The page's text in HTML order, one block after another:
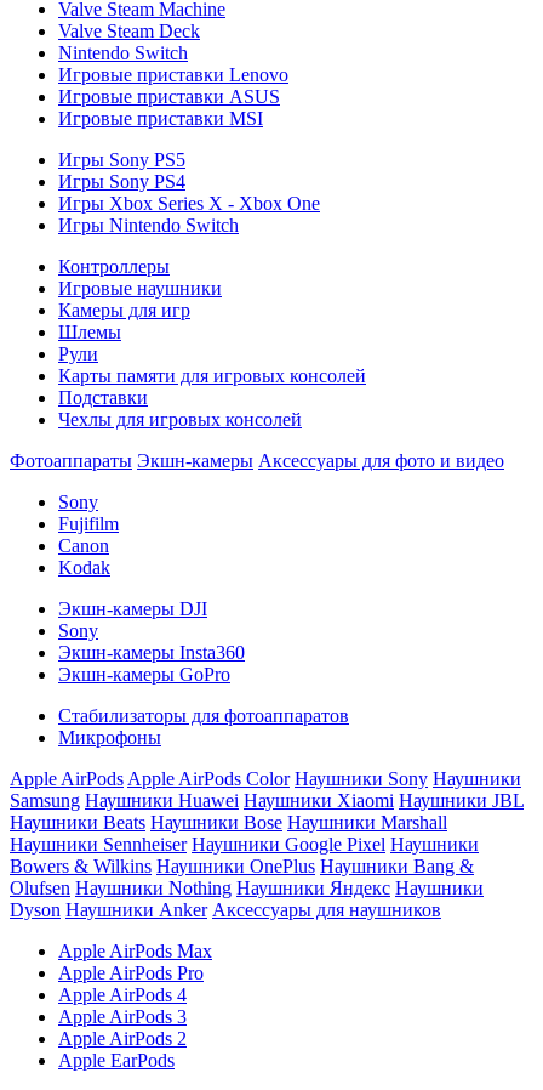
Valve Steam Machine
Valve Steam Deck
Nintendo Switch
Игровые приставки Lenovo
Игровые приставки ASUS
Игровые приставки MSI
Игры Sony PS5
Игры Sony PS4
Игры Xbox Series X - Xbox One
Игры Nintendo Switch
Контроллеры
Игровые наушники
Камеры для игр
Шлемы
Рули
Карты памяти для игровых консолей
Подставки
Чехлы для игровых консолей
Фотоаппараты Экшн-камеры Аксессуары для фото и видео
Sony
Fujifilm
Canon
Kodak
Экшн-камеры DJI
Sony
Экшн-камеры Insta360
Экшн-камеры GoPro
Стабилизаторы для фотоаппаратов
Микрофоны
Apple AirPods Apple AirPods Color Наушники Sony Наушники
Samsung Наушники Huawei Наушники Xiaomi Наушники JBL
Наушники Beats Наушники Bose Наушники Marshall
Наушники Sennheiser Наушники Google Pixel Наушники
Bowers & Wilkins Наушники OnePlus Наушники Bang &
Olufsen Наушники Nothing Наушники Яндекс Наушники
Dyson Наушники Anker Аксессуары для наушников
Apple AirPods Max
Apple AirPods Pro
Apple AirPods 4
Apple AirPods 3
Apple AirPods 2
Apple EarPods